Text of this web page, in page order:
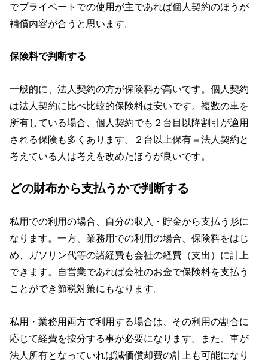
でプライベートでの使用が主であれば個人契約のほうが
補償内容が合うと思います。
保険料で判断する
一般的に、法人契約の方が保険料が高いです。個人契約
は法人契約に比べ比較的保険料は安いです。複数の車を
所有している場合、個人契約でも２台目以降割引が適用
される保険も多くあります。２台以上保有＝法人契約と
考えている人は考えを改めたほうが良いです。
どの財布から支払うかで判断する
私用での利用の場合、自分の収入・貯金から支払う形に
なります。一方、業務用での利用の場合、保険料をはじ
め、ガソリン代等の諸経費も会社の経費（支出）に計上
できます。自営業であれば会社のお金で保険料を支払う
ことができ節税対策にもなります。
私用・業務用両方で利用する場合は、その利用の割合に
応じて経費を按分する事が必要になります。また、車が
法人所有となっていれば減価償却費の計上も可能になり